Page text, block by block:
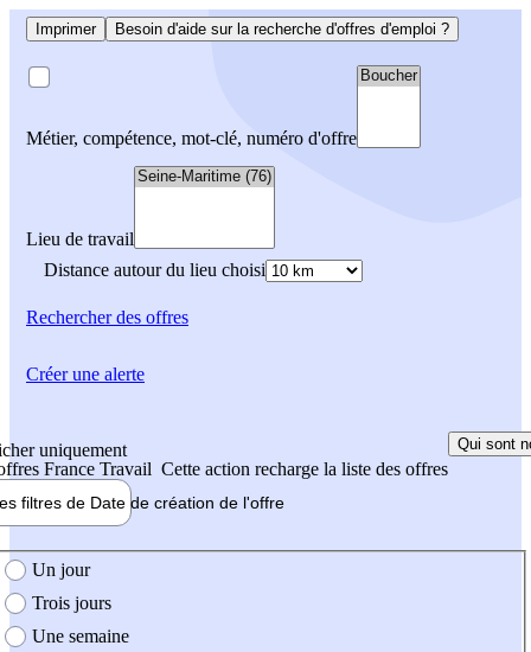
Imprimer Besoin d'aide sur la recherche d'offres d'emploi ?
Métier, compétence, mot-clé, numéro d'offre
Lieu de travail
Distance autour du lieu choisi
Rechercherdes offres
uniquement
France Travail Cette action recharge la liste des offres
Qui sont
filtres de Date de création de l'offre
création de l'offre
Un jour
Trois jours
Une semaine
Créer une alerte